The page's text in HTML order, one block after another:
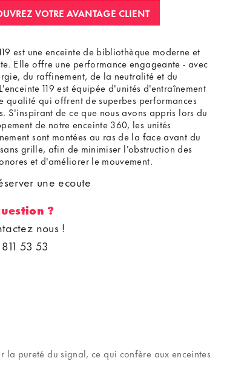
VOTRE AVANTAGE CLIENT
est une enceinte de bibliothèque moderne et
Elle offre une performance engageante - avec
du raffinement, de la neutralité et du
119 est équipée d'unités d'entraînement
qualité qui offrent de superbes performances
S'inspirant de ce que nous avons appris lors du
de notre enceinte 360, les unités
sont montées au ras de la face avant du
grille, afin de minimiser l'obstruction des
et d'améliorer le mouvement.
une ecoute
?
nous !
53 53
la pureté du signal, ce qui confère aux enceintes